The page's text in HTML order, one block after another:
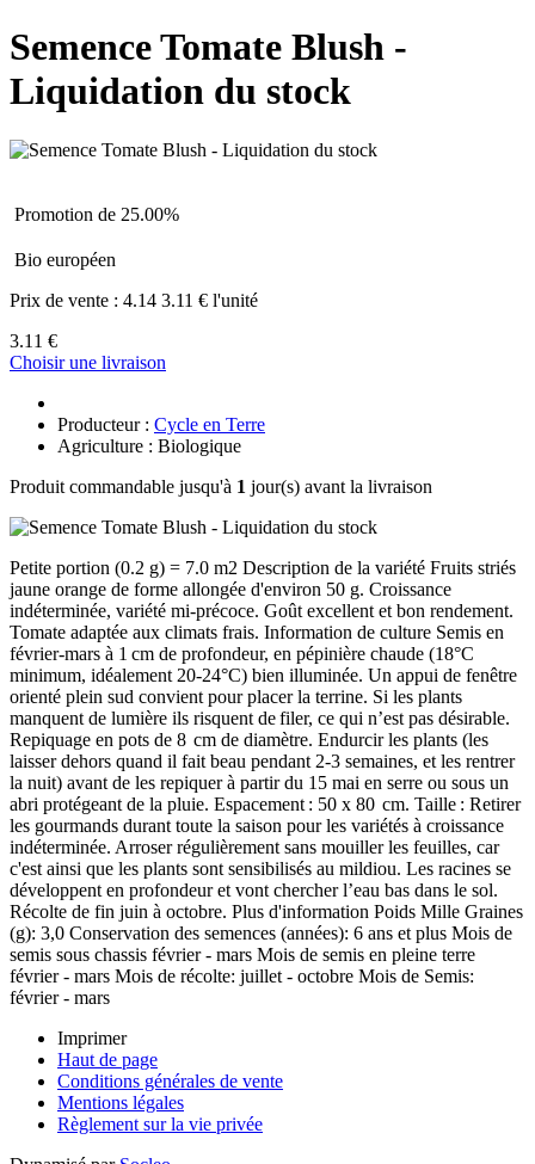
Semence Tomate Blush -
Liquidation du stock
Promotion de 25.00%
Bio européen
Prix de vente : 4.14 3.11 € l'unité
3.11 €
Choisir une livraison
Producteur : Cycle en Terre
Agriculture : Biologique
Produit commandable jusqu'à 1 jour(s) avant la livraison
Petite portion (0.2 g) = 7.0 m2 Description de la variété Fruits striés
jaune orange de forme allongée d'environ 50 g. Croissance
indéterminée, variété mi-précoce. Goût excellent et bon rendement.
Tomate adaptée aux climats frais. Information de culture Semis en
février-mars à 1 cm de profondeur, en pépinière chaude (18°C
minimum, idéalement 20-24°C) bien illuminée. Un appui de fenêtre
orienté plein sud convient pour placer la terrine. Si les plants
manquent de lumière ils risquent de filer, ce qui n’est pas désirable.
Repiquage en pots de 8 cm de diamètre. Endurcir les plants (les
laisser dehors quand il fait beau pendant 2-3 semaines, et les rentrer
la nuit) avant de les repiquer à partir du 15 mai en serre ou sous un
abri protégeant de la pluie. Espacement : 50 x 80 cm. Taille : Retirer
les gourmands durant toute la saison pour les variétés à croissance
indéterminée. Arroser régulièrement sans mouiller les feuilles, car
c'est ainsi que les plants sont sensibilisés au mildiou. Les racines se
développent en profondeur et vont chercher l’eau bas dans le sol.
Récolte de fin juin à octobre. Plus d'information Poids Mille Graines
(g): 3,0 Conservation des semences (années): 6 ans et plus Mois de
semis sous chassis février - mars Mois de semis en pleine terre
février - mars Mois de récolte: juillet - octobre Mois de Semis:
février - mars
Imprimer
Haut de page
Conditions générales de vente
Mentions légales
Règlement sur la vie privée